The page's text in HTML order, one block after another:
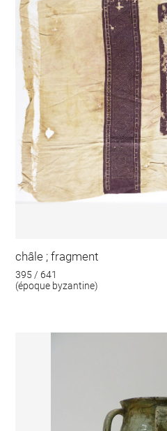
châle ; fragment
395 / 641
(époque byzantine)